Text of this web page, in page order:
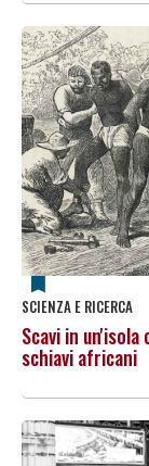
SCIENZA E RICERCA
Scavi in
schiavi africani